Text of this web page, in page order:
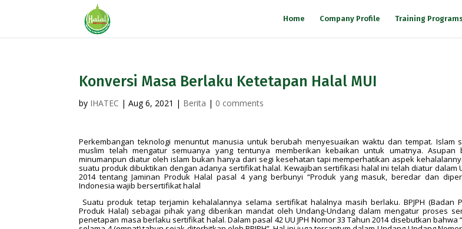
Home Company Profile Training
Konversi Masa Berlaku Ketetapan Halal MUI
by IHATEC |Aug 6, 2021 | Berita | 0 comments
Perkembangan teknologi menuntut manusia untuk berubah menyesuaikan waktu dan tempat. Islam
muslim telah mengatur semuanya yang tentunya memberikan kebaikan untuk umatnya. Asupan
minumanpun diatur oleh islam bukan hanya dari segi kesehatan tapi memperhatikan aspek
suatu produk dibuktikan dengan adanya sertifikat halal. Kewajiban sertifikasi halal ini telah diatur dalam
2014 tentang Jaminan Produk Halal pasal 4 yang berbunyi “Produk yang masuk, beredar dan
Indonesia wajib bersertifikat halal
Suatu produk tetap terjamin kehalalannya selama sertifikat halalnya masih berlaku. BPJPH (Badan
Produk Halal) sebagai pihak yang diberikan mandat oleh Undang-Undang dalam mengatur proses
penetapan masa berlaku sertifikat halal. Dalam pasal 42 UU JPH Nomor 33 Tahun 2014 disebutkan bahwa